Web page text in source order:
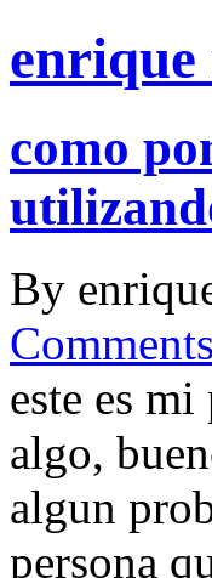
enrique
como
By
Comments
este es
algo,
algun
persona